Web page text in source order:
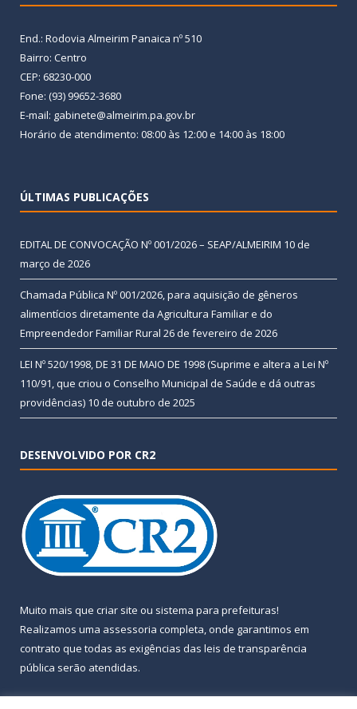
End.: Rodovia Almeirim Panaica nº 510
Bairro: Centro
CEP: 68230-000
Fone: (93) 99652-3680
E-mail: gabinete@almeirim.pa.gov.br
Horário de atendimento: 08:00 às 12:00 e 14:00 às 18:00
ÚLTIMAS PUBLICAÇÕES
EDITAL DE CONVOCAÇÃO Nº 001/2026 – SEAP/ALMEIRIM 10 de
março de 2026
Chamada Pública Nº 001/2026, para aquisição de gêneros
alimentícios diretamente da Agricultura Familiar e do
Empreendedor Familiar Rural 26 de fevereiro de 2026
LEI Nº 520/1998, DE 31 DE MAIO DE 1998 (Suprime e altera a Lei Nº
110/91, que criou o Conselho Municipal de Saúde e dá outras
providências) 10 de outubro de 2025
DESENVOLVIDO POR CR2
Muito mais que criar site ou sistema para prefeituras!
Realizamos uma assessoria completa, onde garantimos em
contrato que todas as exigências das leis de transparência
pública serão atendidas.